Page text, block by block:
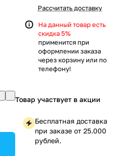
Рассчитать доставку
На данный товар есть
скидка 5%
применится при
оформлении заказа
через корзину или по
телефону!
Товар участвует в акции
Бесплатная доставка
при заказе от 25.000
рублей.